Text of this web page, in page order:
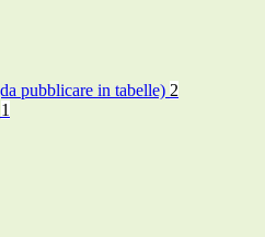
pubblicare in tabelle) 2
1